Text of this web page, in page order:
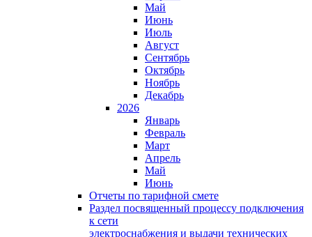
Май
Июнь
Июль
Август
Сентябрь
Октябрь
Ноябрь
Декабрь
2026
Январь
Февраль
Март
Апрель
Май
Июнь
Отчеты по тарифной смете
Раздел посвященный процессу подключения
к сети
электроснабжения и выдачи технических